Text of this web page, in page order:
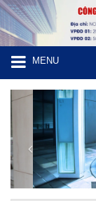
MENU
Previous